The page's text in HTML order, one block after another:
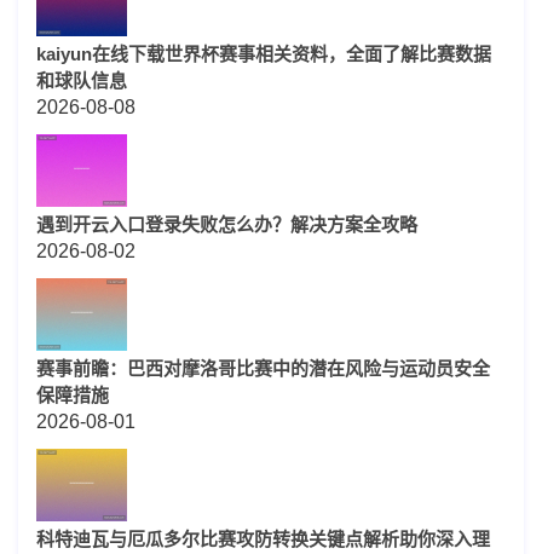
kaiyun在线下载世界杯赛事相关资料，全面了解比赛数据
和球队信息
2026-08-08
遇到开云入口登录失败怎么办？解决方案全攻略
2026-08-02
赛事前瞻：巴西对摩洛哥比赛中的潜在风险与运动员安全
保障措施
2026-08-01
科特迪瓦与厄瓜多尔比赛攻防转换关键点解析助你深入理